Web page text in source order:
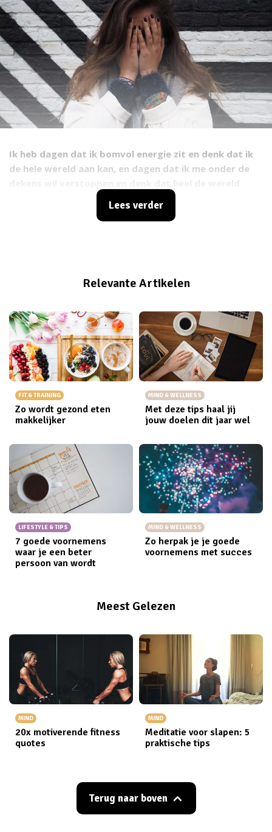
Ik heb dagen dat ik bomvol energie zit en denk dat ik
de hele wereld aan kan, en dagen dat ik me onder de
tegen me is. Ik doe het laatste overigens nooit,
misschien eens in de zoveel maanden. Ik blijf maar
Lees verder
Relevante Artikelen
FIT & TRAINING
Zo wordt gezond eten
makkelijker
MIND & WELLNESS
Met deze tips haal jij
jouw doelen dit jaar wel
LIFESTYLE & TIPS
7 goede voornemens
waar je een beter
persoon van wordt
MIND & WELLNESS
Zo herpak je je goede
voornemens met succes
Meest Gelezen
MIND
20x motiverende fitness
quotes
MIND
Meditatie voor slapen: 5
praktische tips
Terug naar boven